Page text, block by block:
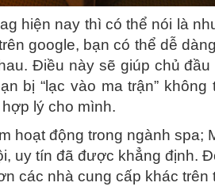
hiện nay thì có thể nói là
google, bạn có thể dễ
Điều này sẽ giúp chủ
bị “lạc vào ma trận”
lý cho mình.
hoạt động trong ngành spa;
uy tín đã được khẳng định.
các nhà cung cấp khác trên